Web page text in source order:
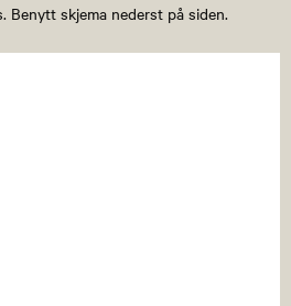
Benytt skjema nederst på siden.